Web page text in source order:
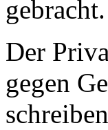
gebracht.
Der
gegen